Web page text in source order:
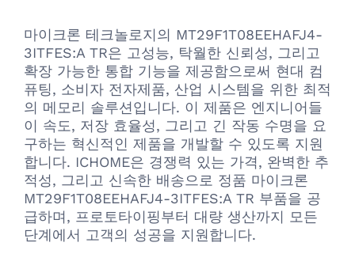
마이크론 테크놀로지의 MT29F1T08EEHAFJ4-
3ITFES:A TR은 고성능, 탁월한 신뢰성, 그리고
확장 가능한 통합 기능을 제공함으로써 현대 컴
퓨팅, 소비자 전자제품, 산업 시스템을 위한 최적
의 메모리 솔루션입니다. 이 제품은 엔지니어들
이 속도, 저장 효율성, 그리고 긴 작동 수명을 요
구하는 혁신적인 제품을 개발할 수 있도록 지원
합니다. ICHOME은 경쟁력 있는 가격, 완벽한 추
적성, 그리고 신속한 배송으로 정품 마이크론
MT29F1T08EEHAFJ4-3ITFES:A TR 부품을 공
급하며, 프로토타이핑부터 대량 생산까지 모든
단계에서 고객의 성공을 지원합니다.